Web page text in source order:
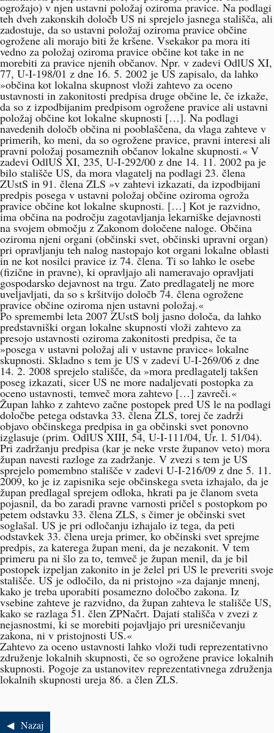
ogrožajo) v njen ustavni položaj oziroma pravice. Na podlagi
teh dveh zakonskih določb US ni sprejelo jasnega stališča, ali
zadostuje, da so ustavni položaj oziroma pravice občine
ogrožene ali morajo biti že kršene. Vsekakor pa mora iti
vedno za položaj oziroma pravice občine kot take in ne
morebiti za pravice njenih občanov. Npr. v zadevi OdlUS XI,
77, U-I-198/01 z dne 16. 5. 2002 je US zapisalo, da lahko
»občina kot lokalna skupnost vloži zahtevo za oceno
ustavnosti in zakonitosti predpisa druge občine le, če izkaže,
da so z izpodbijanim predpisom ogrožene pravice ali ustavni
položaj občine kot lokalne skupnosti […]. Na podlagi
navedenih določb občina ni pooblaščena, da vlaga zahteve v
primerih, ko meni, da so ogrožene pravice, pravni interesi ali
pravni položaj posameznih občanov lokalne skupnosti.« V
zadeviOdlUS XI, 235, U-I-292/00 z dne 14. 11. 2002 pa je
bilo stališče US, da mora vlagatelj na podlagi 23. člena
ZUstS in 91. člena ZLS »v zahtevi izkazati, da izpodbijani
predpis posega v ustavni položaj občine oziroma ogroža
pravice občine kot lokalne skupnosti. […] Kot je razvidno,
ima občina na področju zagotavljanja lekarniške dejavnosti
na svojem območju z Zakonom določene naloge. Občina
oziroma njeni organi (občinski svet, občinski upravni organ)
pri opravljanju teh nalog nastopajo kot organi lokalne oblasti
in ne kot nosilci pravice iz 74. člena. Ti so lahko le osebe
(fizične in pravne), ki opravljajo ali nameravajo opravljati
gospodarsko dejavnost na trgu. Zato predlagatelj ne more
uveljavljati, da so s kršitvijo določb 74. člena ogrožene
pravice občine oziroma njen ustavni položaj.«
Po spremembi leta 2007 ZUstS bolj jasno določa, da lahko
predstavniški organ lokalne skupnosti vloži zahtevo za
presojo ustavnosti oziroma zakonitosti predpisa, če ta
»posega v ustavni položaj ali v ustavne pravice« lokalne
skupnosti. Skladno s tem je US v zadevi U-I-269/06 z dne
14. 2. 2008 sprejelo stališče, da »mora predlagatelj takšen
poseg izkazati, sicer US ne more nadaljevati postopka za
oceno ustavnosti, temveč mora zahtevo […] zavreči.«
Župan lahko z zahtevo začne postopek pred US le na podlagi
določbe petega odstavka 33. člena ZLS, torej če zadrži
objavo občinskega predpisa in ga občinski svet ponovno
izglasuje (prim.OdlUS XIII, 54, U-I-111/04, Ur. l. 51/04).
Pri zadržanju predpisa (kar je neke vrste županov veto) mora
župan navesti razloge za zadržanje. V zvezi s tem je US
sprejelo pomembno stališče v zadevi U-I-216/09 z dne 5. 11.
2009, ko je iz zapisnika seje občinskega sveta izhajalo, da je
župan predlagal sprejem odloka, hkrati pa je članom sveta
pojasnil, da bo zaradi pravne varnosti pričel s postopkom po
petem odstavku 33. člena ZLS, s čimer je občinski svet
soglašal. US je pri odločanju izhajalo iz tega, da peti
odstavkek 33. člena ureja primer, ko občinski svet sprejme
predpis, za katerega župan meni, da je nezakonit. V tem
primeru pa ni šlo za to, temveč je župan menil, da je bil
postopek izpeljan zakonito in je želel pri US le preveriti svoje
stališče. US je odločilo, da ni pristojno »za dajanje mnenj,
kako je treba uporabiti posamezno določbo zakona. Iz
vsebine zahteve je razvidno, da župan zahteva le stališče US,
kako se razlaga 51. člen ZPNačrt. Dajati stališča v zvezi z
nejasnostmi, ki se morebiti pojavljajo pri uresničevanju
zakona, ni v pristojnosti US.«
Zahtevo za oceno ustavnosti lahko vloži tudi reprezentativno
združenje lokalnih skupnosti, če so ogrožene pravice lokalnih
skupnosti. Pogoje za ustanovitev reprezentativnega združenja
lokalnih skupnosti ureja 86. a člen ZLS.
Nazaj